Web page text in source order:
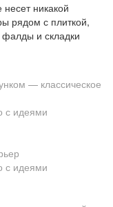
никакой
рядом с плиткой,
и складки
— классическое